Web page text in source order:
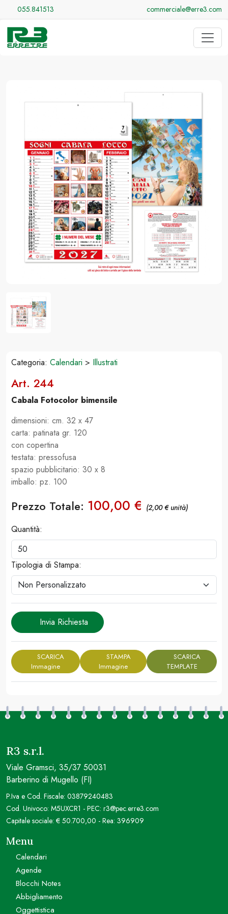
055.841513 commerciale@erre3.com
Categoria: Calendari > Illustrati
Art. 244
Cabala Fotocolor bimensile
dimensioni: cm. 32 x 47
carta: patinata gr. 120
con copertina
testata: pressofusa
spazio pubblicitario: 30 x 8
imballo: pz. 100
Prezzo Totale: 100,00 € (2,00 € unità)
Quantità:
Tipologia di Stampa:
Invia Richiesta
SCARICA
Immagine
STAMPA
Immagine
SCARICA
TEMPLATE
R3 s.r.l.
Viale Gramsci, 35/37 50031
Barberino di Mugello (FI)
P.Iva e Cod. Fiscale: 03879240483
Cod. Univoco: M5UXCR1 - PEC: r3@pec.erre3.com
Capitale sociale: € 50.700,00 - Rea: 396909
Menu
Calendari
Agende
Blocchi Notes
Abbigliamento
Oggettistica